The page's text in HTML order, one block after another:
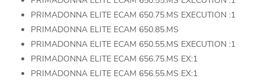
PRIMADONNA ELITE ECAM 650.75.MS EXECUTION :1
PRIMADONNA ELITE ECAM 650.85.MS
PRIMADONNA ELITE ECAM 650.55.MS EXECUTION :1
PRIMADONNA ELITE ECAM 656.75.MS EX:1
PRIMADONNA ELITE ECAM 656.55.MS EX:1